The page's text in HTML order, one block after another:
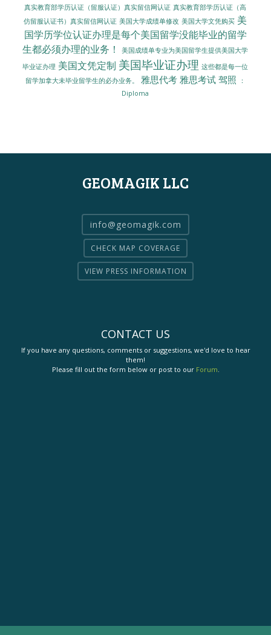
真实教育部学历认证（留服认证）真实留信网认证 真实教育部学历认证（高
仿留服认证书）真实留信网认证 美国大学成绩单修改 美国大学文凭购买 美
国学历学位认证办理是每个美国留学没能毕业的留学
生都必须办理的业务！
美国成绩单专业为美国留学生提供美国大学
毕业证办理 美国文凭定制 美国毕业证办理 这些都是每一位
留学加拿大未毕业留学生的必办业务。
雅思代考 雅思考试 驾照
：
Diploma
GEOMAGIK LLC
info@geomagik.com
CHECK MAP COVERAGE
VIEW PRESS INFORMATION
CONTACT US
If you have any questions, comments or suggestions, we'd love to hear
them!
Please fill out the form below or post to our Forum